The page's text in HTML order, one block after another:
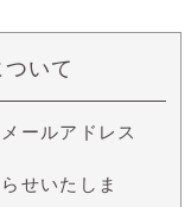
いて
ールアドレス
せいたしま